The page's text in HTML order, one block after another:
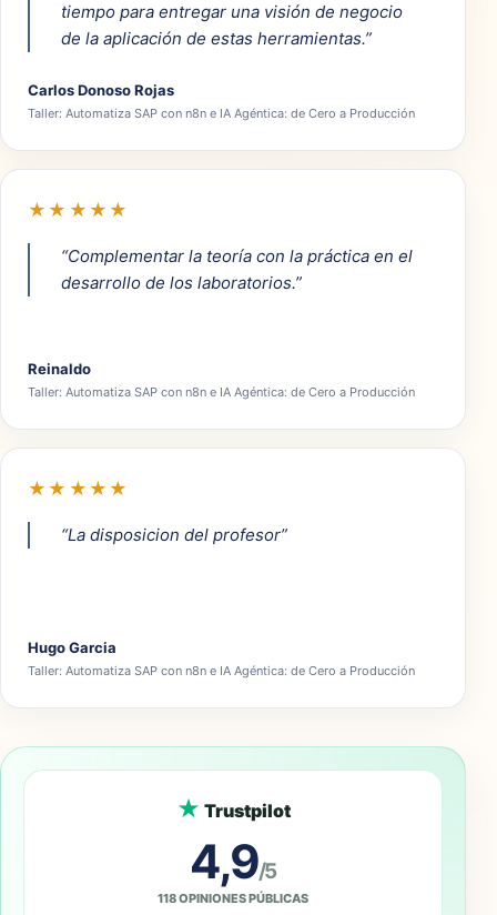
tiempo para entregar una visión de negocio
de la aplicación de estas herramientas.”
Carlos Donoso Rojas
Taller: Automatiza SAP con n8n e IA Agéntica: de Cero a Producción
★★★★★
“Complementar la teoría con la práctica en el
desarrollo de los laboratorios.”
Reinaldo
Taller: Automatiza SAP con n8n e IA Agéntica: de Cero a Producción
★★★★★
“La disposicion del profesor”
Hugo Garcia
Taller: Automatiza SAP con n8n e IA Agéntica: de Cero a Producción
★ Trustpilot
4,9/5
118 OPINIONES PÚBLICAS